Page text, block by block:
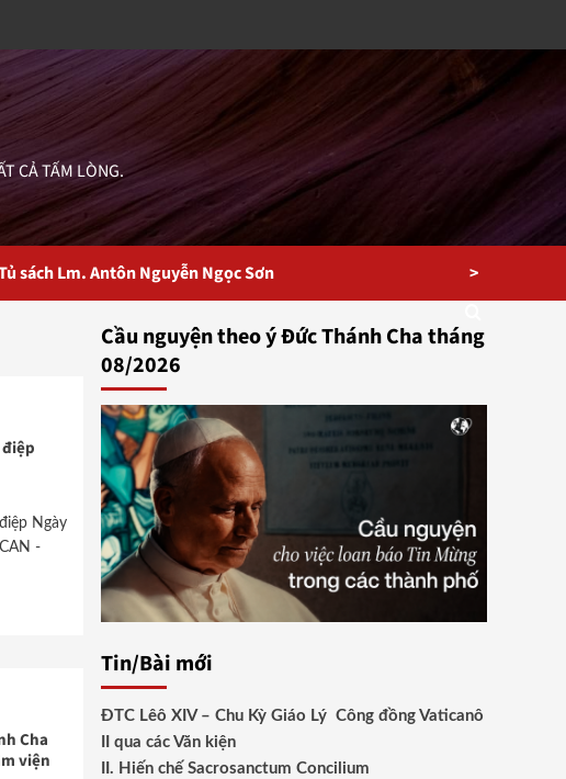
CẢ TẤM LÒNG.
sách Lm. Antôn Nguyễn Ngọc Sơn >
Ngày
-
Cha
viện
Cầu nguyện theo ý Đức Thánh Cha tháng
08/2026
Tin/Bài mới
ĐTC Lêô XIV – Chu Kỳ Giáo Lý Công đồng Vaticanô
II qua các Văn kiện
II. Hiến chế Sacrosanctum Concilium